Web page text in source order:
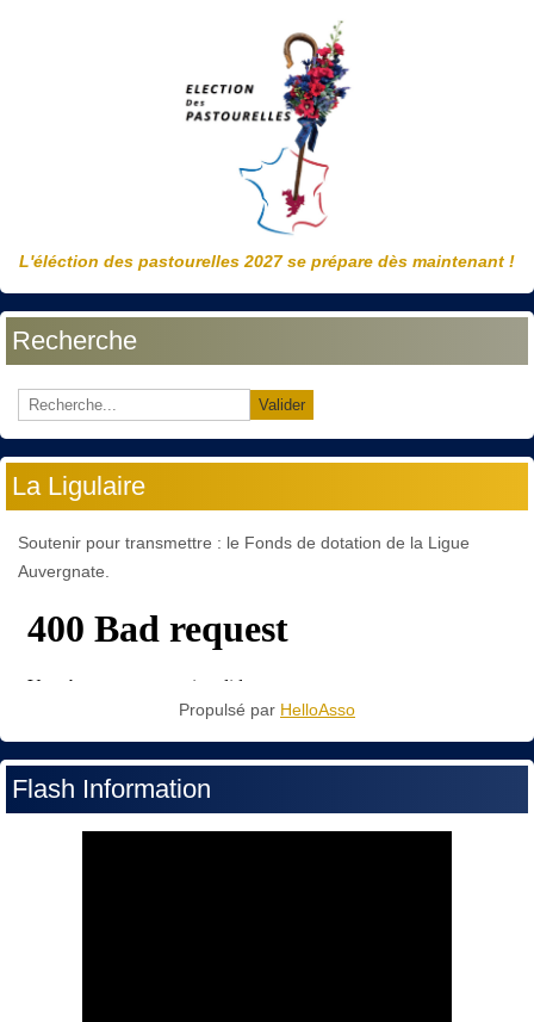
L'éléction des pastourelles 2027 se prépare dès maintenant !
Recherche
Valider
La Ligulaire
Soutenir pour transmettre : le Fonds de dotation de la Ligue
Auvergnate.
Propulsé par HelloAsso
Flash Information